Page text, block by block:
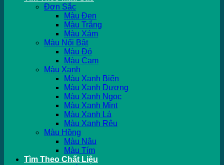
Đơn Sắc
Màu Đen
Màu Trắng
Màu Xám
Màu Nổi Bật
Màu Đỏ
Màu Cam
Màu Xanh
Màu Xanh Biển
Màu Xanh Dương
Màu Xanh Ngọc
Màu Xanh Mint
Màu Xanh Lá
Màu Xanh Rêu
Màu Hồng
Màu Nâu
Màu Tím
Tìm Theo Chất Liệu